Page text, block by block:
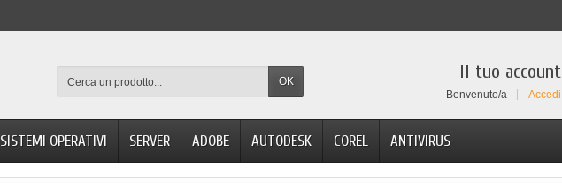
OK Il tuo account
Benvenuto/a Accedi
SISTEMI OPERATIVI SERVER ADOBE AUTODESK COREL ANTIVIRUS